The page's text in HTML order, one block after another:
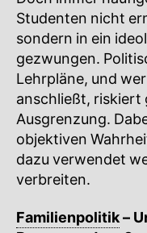
Studenten nicht
sondern in ein
gezwungen.
Lehrpläne, und
anschließt, riskiert
Ausgrenzung.
objektiven
dazu verwendet
verbreiten.
Familienpolitik–